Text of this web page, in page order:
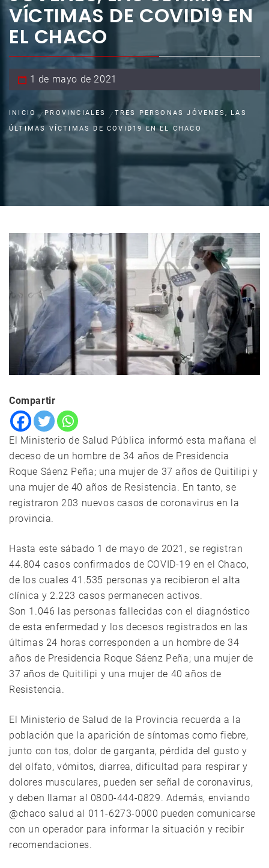
VÍCTIMAS DE COVID19 EN
EL CHACO
1 de mayo de 2021
INICIO PROVINCIALES
TRES PERSONAS JÓVENES, LAS
ÚLTIMAS VÍCTIMAS DE COVID19 EN EL CHACO
Compartir
El Ministerio de Salud Pública informó esta mañana el
deceso de un hombre de 34 años de Presidencia
Roque Sáenz Peña; una mujer de 37 años de Quitilipi y
una mujer de 40 años de Resistencia. En tanto, se
registraron 203 nuevos casos de coronavirus en la
provincia.
Hasta este sábado 1 de mayo de 2021, se registran
44.804 casos confirmados de COVID-19 en el Chaco,
de los cuales 41.535 personas ya recibieron el alta
clínica y 2.223 casos permanecen activos.
Son 1.046 las personas fallecidas con el diagnóstico
de esta enfermedad y los decesos registrados en las
últimas 24 horas corresponden a un hombre de 34
años de Presidencia Roque Sáenz Peña; una mujer de
37 años de Quitilipi y una mujer de 40 años de
Resistencia.
El Ministerio de Salud de la Provincia recuerda a la
población que la aparición de síntomas como fiebre,
junto con tos, dolor de garganta, pérdida del gusto y
del olfato, vómitos, diarrea, dificultad para respirar y
dolores musculares, pueden ser señal de coronavirus,
y deben llamar al 0800-444-0829. Además, enviando
@chaco salud al 011-6273-0000 pueden comunicarse
con un operador para informar la situación y recibir
recomendaciones.